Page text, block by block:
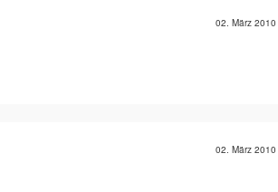
02. März 2010
02. März 2010